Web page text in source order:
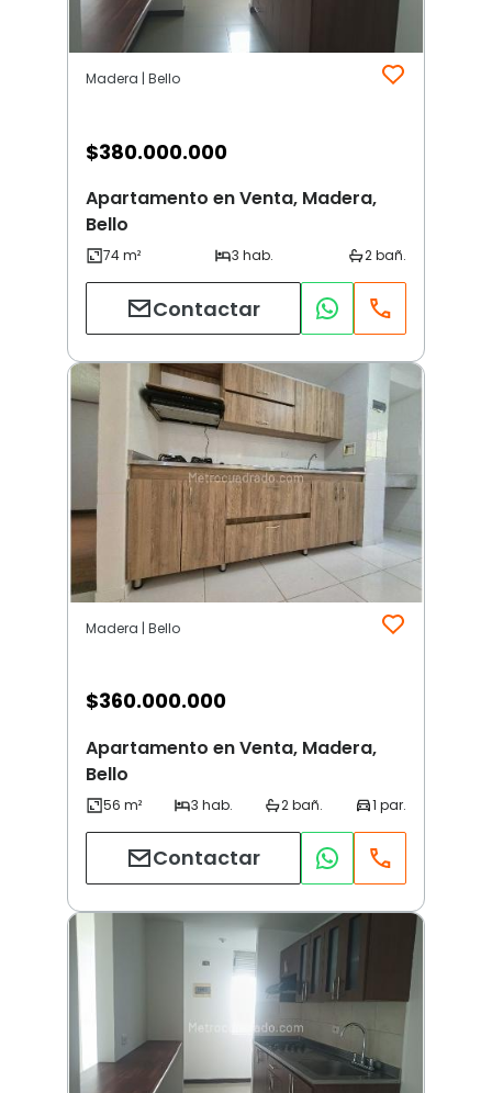
Madera | Bello
$380.000.000
Apartamento en Venta, Madera,
Bello
Contactar
Madera | Bello
$360.000.000
Apartamento en Venta, Madera,
Bello
Contactar